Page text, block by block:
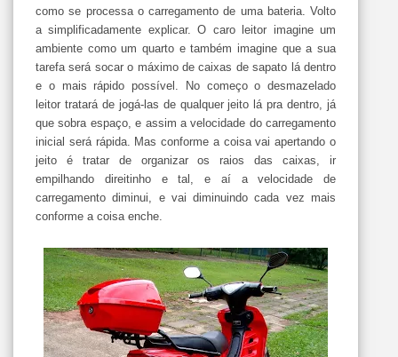
como se processa o carregamento de uma bateria. Volto
a simplificadamente explicar. O caro leitor imagine um
ambiente como um quarto e também imagine que a sua
tarefa será socar o máximo de caixas de sapato lá dentro
e o mais rápido possível. No começo o desmazelado
leitor tratará de jogá-las de qualquer jeito lá pra dentro, já
que sobra espaço, e assim a velocidade do carregamento
inicial será rápida. Mas conforme a coisa vai apertando o
jeito é tratar de organizar os raios das caixas, ir
empilhando direitinho e tal, e aí a velocidade de
carregamento diminui, e vai diminuindo cada vez mais
conforme a coisa enche.